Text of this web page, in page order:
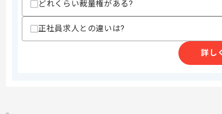
その他募集要項
募集人数
2人
作業開始日
どれくらい裁量権がある?
正社員求人との違いは?
詳し